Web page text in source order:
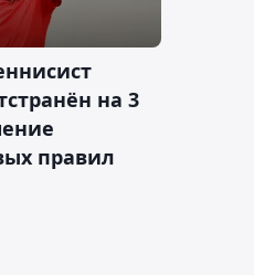
на 3
правил